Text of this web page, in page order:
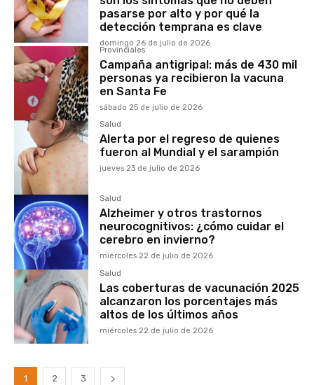
pasarse por alto y por qué la
detección temprana es clave
domingo 26 de julio de 2026
Provinciales
Campaña antigripal: más de 430 mil
personas ya recibieron la vacuna
en Santa Fe
sábado 25 de julio de 2026
Salud
Alerta por el regreso de quienes
fueron al Mundial y el sarampión
jueves 23 de julio de 2026
Salud
Alzheimer y otros trastornos
neurocognitivos: ¿cómo cuidar el
cerebro en invierno?
miércoles 22 de julio de 2026
Salud
Las coberturas de vacunación 2025
alcanzaron los porcentajes más
altos de los últimos años
miércoles 22 de julio de 2026
1 2 3